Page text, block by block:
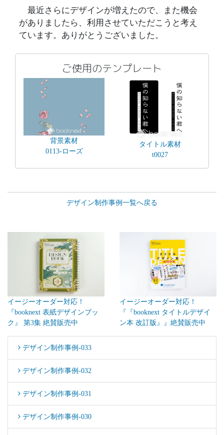
最近さらにデザインが増えたので、また機会
がありましたら、利用させていただこうと考え
ています。ありがとうございました。
ご使用のテンプレート
背景素材
0113-ローズ
タイトル素材
t0027
デザイン制作事例一覧へ戻る
イージーオーダー対応！
『booknext 表紙デザインブッ
ク』 第3集 絶賛販売中
イージーオーダー対応！
『『booknext タイトルデザイ
ン本 改訂版』』絶賛販売中
デザイン制作事例-033
デザイン制作事例-032
デザイン制作事例-031
デザイン制作事例-030